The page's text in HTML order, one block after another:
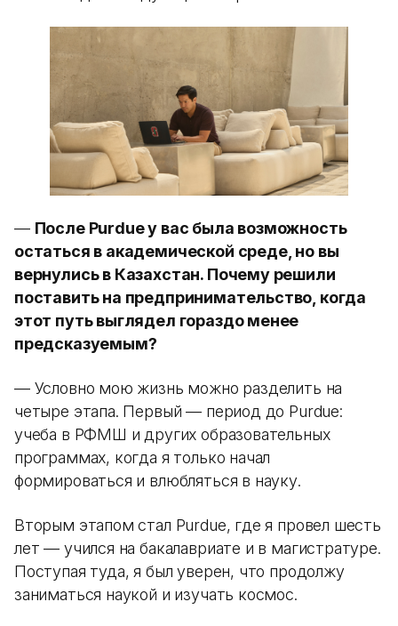
— После Purdue у вас была возможность
остаться в академической среде, но вы
вернулись в Казахстан. Почему решили
поставить на предпринимательство, когда
этот путь выглядел гораздо менее
предсказуемым?
— Условно мою жизнь можно разделить на
четыре этапа. Первый — период до Purdue:
учеба в РФМШ и других образовательных
программах, когда я только начал
формироваться и влюбляться в науку.
Вторым этапом стал Purdue, где я провел шесть
лет — учился на бакалавриате и в магистратуре.
Поступая туда, я был уверен, что продолжу
заниматься наукой и изучать космос.